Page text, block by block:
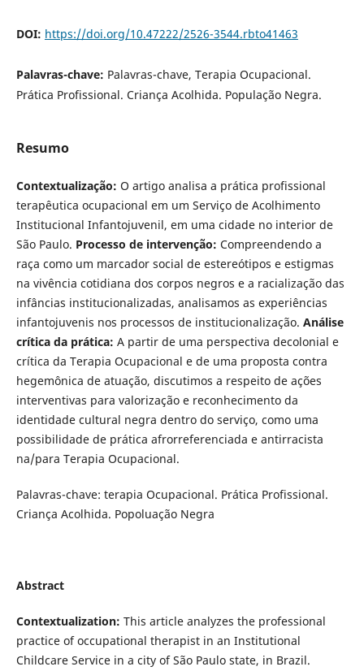
DOI: https://doi.org/10.47222/2526-3544.rbto41463
Palavras-chave: Palavras-chave, Terapia Ocupacional.
Prática Profissional. Criança Acolhida. População Negra.
Resumo
Contextualização: O artigo analisa a prática profissional
terapêutica ocupacional em um Serviço de Acolhimento
Institucional Infantojuvenil, em uma cidade no interior de
São Paulo. Processo de intervenção: Compreendendo a
raça como um marcador social de estereótipos e estigmas
na vivência cotidiana dos corpos negros e a racialização das
infâncias institucionalizadas, analisamos as experiências
infantojuvenis nos processos de institucionalização. Análise
crítica da prática: A partir de uma perspectiva decolonial e
crítica da Terapia Ocupacional e de uma proposta contra
hegemônica de atuação, discutimos a respeito de ações
interventivas para valorização e reconhecimento da
identidade cultural negra dentro do serviço, como uma
possibilidade de prática afrorreferenciada e antirracista
na/para Terapia Ocupacional.
Palavras-chave: terapia Ocupacional. Prática Profissional.
Criança Acolhida. Popoluação Negra
Abstract
Contextualization: This article analyzes the professional
practice of occupational therapist in an Institutional
Childcare Service in a city of São Paulo state, in Brazil.